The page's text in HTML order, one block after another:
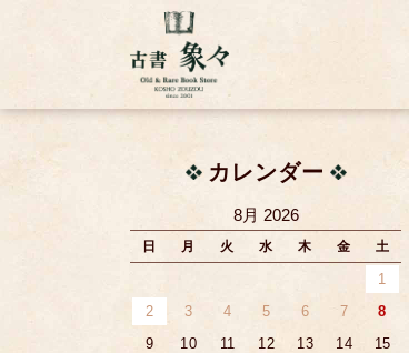
カレンダー
8月 2026
日 月 火 水 木 金 土
1
2
3 4 5 6 7
8
9
10 11 12 13 14
15